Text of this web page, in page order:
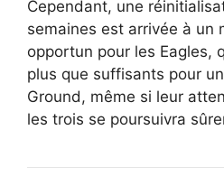
Cependant, une
semaines est arrivée à un
opportun pour les Eagles,
plus que suffisants pour
Ground, même si leur
les trois se poursuivra